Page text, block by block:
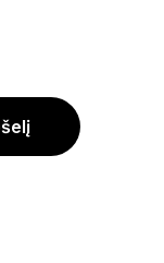
Kitchen'